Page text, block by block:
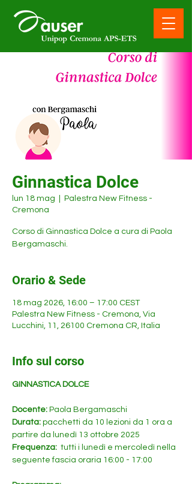
Ginnastica Dolce
lun 18 mag
Palestra New Fitness -
Cremona
Corso di Ginnastica Dolce a cura di Paola
Bergamaschi.
Orario & Sede
18 mag 2026, 16:00 – 17:00 CEST
Palestra New Fitness - Cremona, Via
Lucchini, 11, 26100 Cremona CR, Italia
Info sul corso
GINNASTICA DOLCE
Docente: Paola Bergamaschi
Durata: pacchetti da 10 lezioni da 1 ora a
partire da lunedì 13 ottobre 2025
Frequenza: tutti i lunedì e mercoledì nella
seguente fascia oraria 16:00 - 17:00